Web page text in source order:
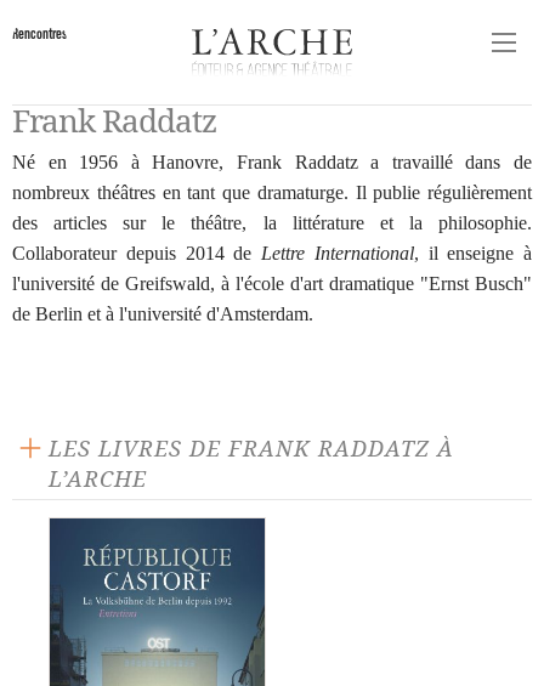
Rencontres
Frank Raddatz
Né en 1956 à Hanovre, Frank Raddatz a travaillé dans de
nombreux théâtres en tant que dramaturge. Il publie régulièrement
des articles sur le théâtre, la littérature et la philosophie.
Collaborateur depuis 2014 de Lettre International, il enseigne à
l'université de Greifswald, à l'école d'art dramatique "Ernst Busch"
de Berlin et à l'université d'Amsterdam.
LES LIVRES DE FRANK RADDATZ À
L’ARCHE